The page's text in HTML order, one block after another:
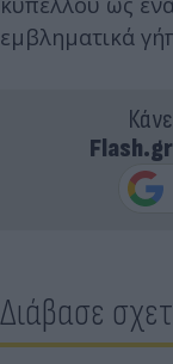
εμβληματικά
Flash.gr
Διάβασε